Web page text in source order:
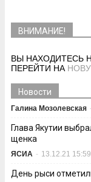
ВНИМАНИЕ!
ВЫ НАХОДИТЕСЬ
ПЕРЕЙТИ НА
Новости
Галина Мозолевская -
Глава Якутии
щенка
ЯСИА - 13.12.21 15:59
День рыси